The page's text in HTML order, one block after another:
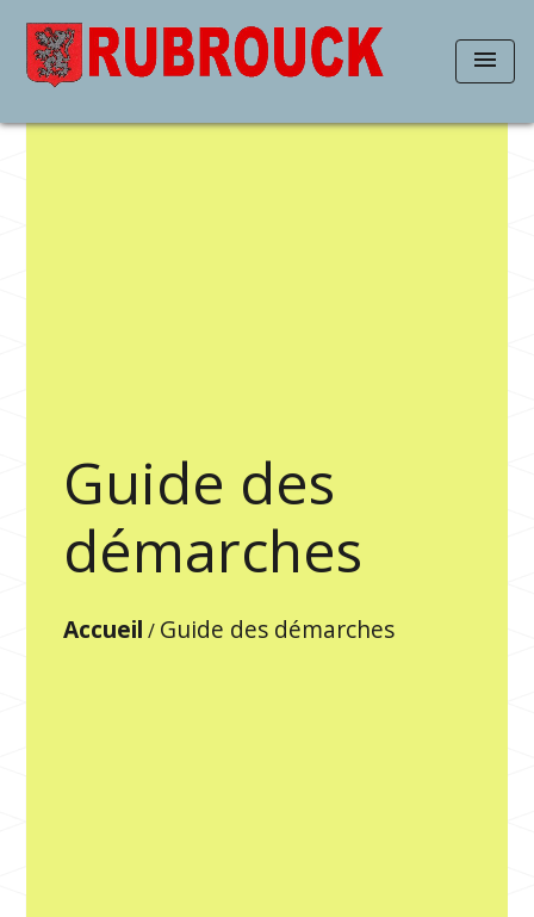
menu
Guide des
démarches
Accueil / Guide des démarches